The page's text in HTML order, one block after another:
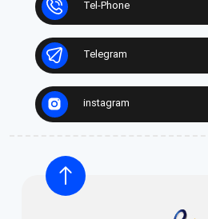
Tel-Phone
Telegram
instagram